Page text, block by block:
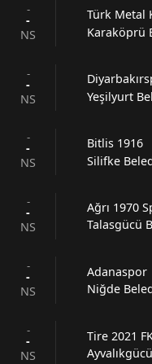
-
-
NS
Türk Metal
Karaköprü
-
-
NS
Yeşilyurt
-
-
NS
Bitlis 1916
Silifke
-
-
NS
Ağrı 1970
Talasgücü
-
-
NS
Adanaspor
Niğde
-
-
NS
Tire 2021